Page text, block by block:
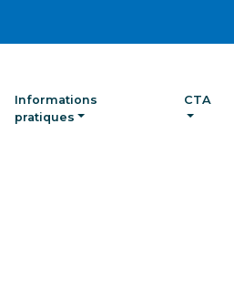
Informations
pratiques
CTA